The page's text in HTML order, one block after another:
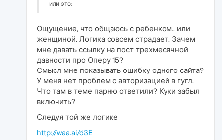
или это:
Ощущение, что общаюсь с ребенком.. или
женщиной. Логика совсем страдает. Зачем
мне давать ссылку на пост трехмесячной
давности про Оперу 15?
Смысл мне показывать ошибку одного сайта?
У меня нет проблем с авторизацией в гугл.
Что там в теме парню ответили? Куки забыл
включить?
Следуя той же логике
http://waa.ai/d3E